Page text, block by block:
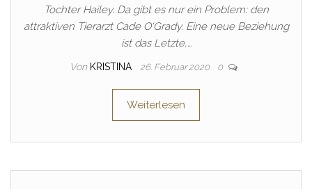
Tochter Hailey. Da gibt es nur ein Problem: den
attraktiven Tierarzt Cade O‘Grady. Eine neue Beziehung
ist das Letzte,…
Von KRISTINA 26. Februar 2020 0
Weiterlesen